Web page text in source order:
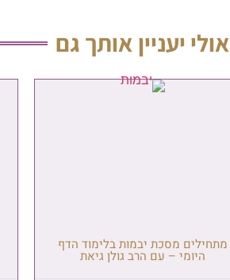
אולי יעניין אותך גם
מתחילים מסכת יבמות בלימוד הדף
היומי – עם הרב גולן גיאת